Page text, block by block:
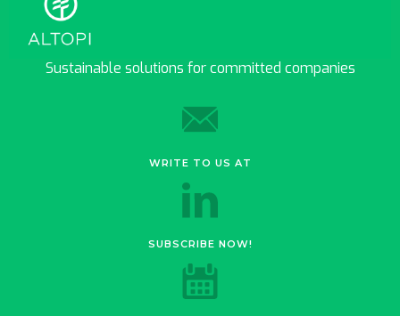
Sustainable solutions for committed companies
WRITE TO US AT
SUBSCRIBE NOW!